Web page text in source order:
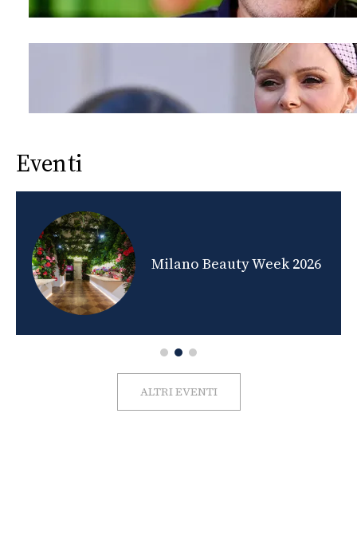
Eventi
Milano Beauty Week 2026
ALTRI EVENTI